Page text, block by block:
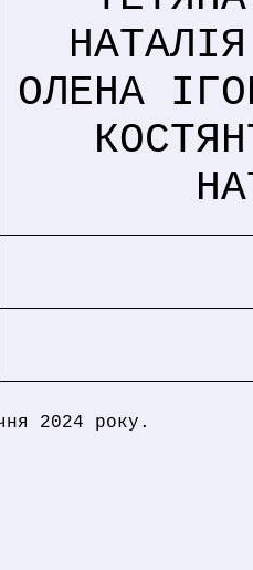
ОЛЕНА
2024 року.